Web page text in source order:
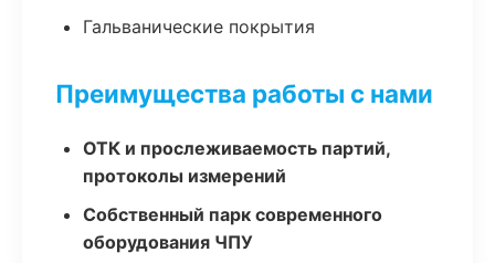
Гальванические покрытия
Преимущества работы с нами
ОТК и прослеживаемость партий,
протоколы измерений
Собственный парк современного
оборудования ЧПУ